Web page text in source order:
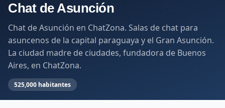
Chat de Asunción
Chat de Asunción en ChatZona. Salas de chat para
asuncenos de la capital paraguaya y el Gran Asunción.
La ciudad madre de ciudades, fundadora de Buenos
Aires, en ChatZona.
525,000 habitantes